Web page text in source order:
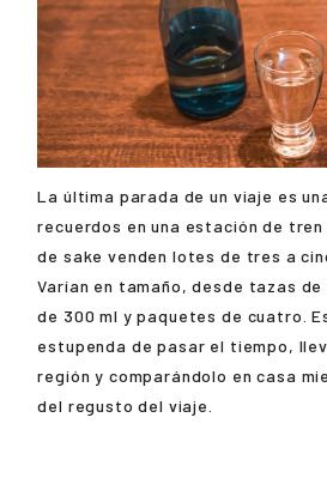
La última parada de un viaje es
recuerdos en una estación de
de sake venden lotes de tres a
Varían en tamaño, desde tazas
de 300 ml y paquetes de cuatro.
estupenda de pasar el tiempo,
región y comparándolo en casa
del regusto del viaje.